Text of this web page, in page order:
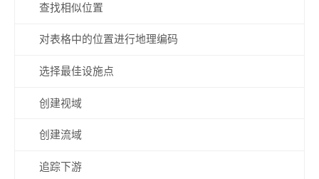
查找相似位置
对表格中的位置进行地理编码
选择最佳设施点
创建视域
创建流域
追踪下游